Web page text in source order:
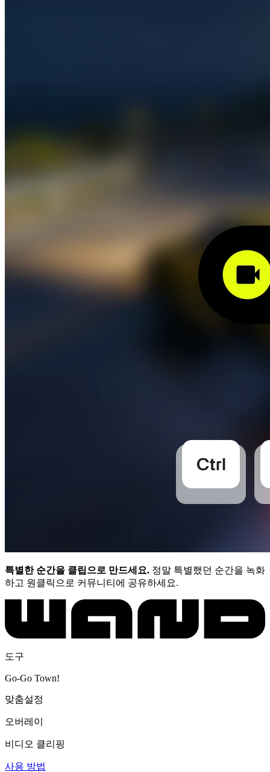
특별한 순간을 클립으로 만드세요. 정말 특별했던 순간을 녹화
하고 원클릭으로 커뮤니티에 공유하세요.
도구
Go-Go Town!
맞춤설정
오버레이
비디오 클리핑
사용 방법